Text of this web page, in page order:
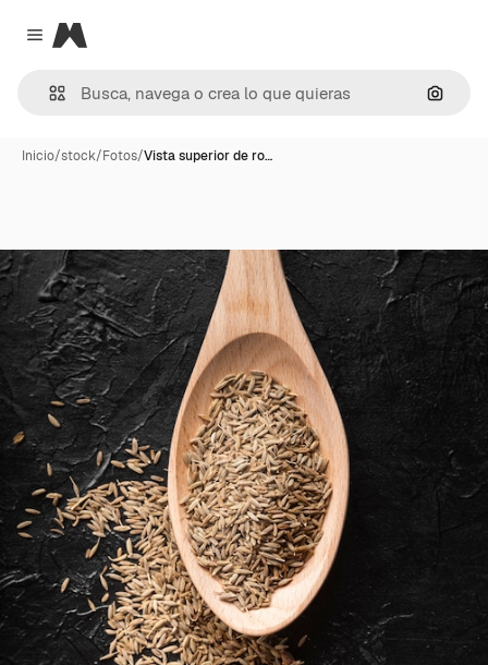
Close menu
Magnific
Inicio/stock/Fotos/Vista superior de ro…